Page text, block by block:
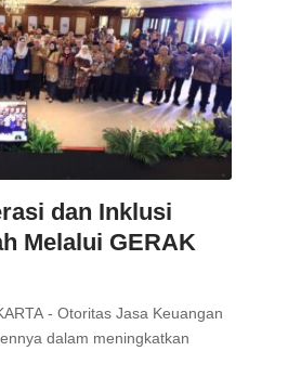
dan Inklusi
Melalui GERAK
- Otoritas Jasa Keuangan
dalam meningkatkan